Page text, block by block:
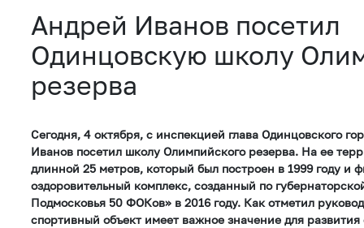
Андрей Иванов посетил
Одинцовскую школу
резерва
Сегодня, 4 октября, с инспекцией глава Одинцовского
Иванов посетил школу Олимпийского резерва. На ее
длинной 25 метров, который был построен в 1999 году и
оздоровительный комплекс, созданный по
Подмосковья 50 ФОКов» в 2016 году. Как отметил
спортивный объект имеет важное значение для